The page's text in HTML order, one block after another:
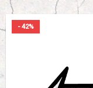
- 42%